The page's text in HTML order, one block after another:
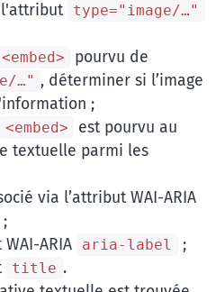
l'attribut type="image/…"
<embed>
pourvu de
…" , déterminer si l’image
;
<embed>
est pourvu au
textuelle parmi les
via l’attribut WAI-ARIA
;
ARIA
aria-label
;
title .